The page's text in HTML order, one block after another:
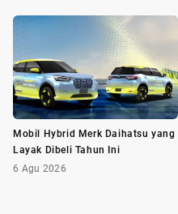
Mobil Hybrid Merk Daihatsu yang
Layak Dibeli Tahun Ini
6 Agu 2026